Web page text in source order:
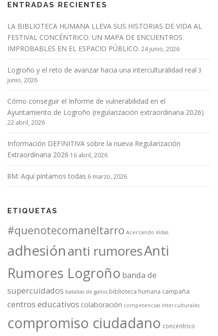
ENTRADAS RECIENTES
LA BIBLIOTECA HUMANA LLEVA SUS HISTORIAS DE VIDA AL
FESTIVAL CONCÉNTRICO: UN MAPA DE ENCUENTROS
IMPROBABLES EN EL ESPACIO PÚBLICO. 24 junio, 2026
Logroño y el reto de avanzar hacia una interculturalidad real 3
junio, 2026
Cómo conseguir el Informe de vulnerabilidad en el
Ayuntamiento de Logroño (regularización extraordinaria 2026)
22 abril, 2026
Información DEFINITIVA sobre la nueva Regularización
Extraordinaria 2026 16 abril, 2026
8M: Aquí pintamos todas 6 marzo, 2026
ETIQUETAS
#quenotecomaneltarro Acercando Vidas
adhesiónanti rumoresAnti
Rumores Logroño banda de
supercuidados batallas de gallos biblioteca humana campaña
centros educativos colaboración competencias interculturales
compromiso ciudadano concéntrico